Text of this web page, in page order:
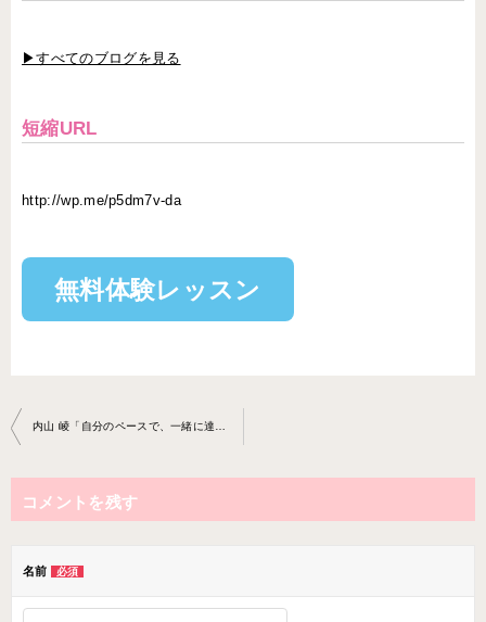
▶すべてのブログを見る
短縮URL
http://wp.me/p5dm7v-da
無料体験レッスン
投
稿
ナ
ビ
ョ
コメントを残す
名前 必須